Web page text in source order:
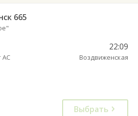
665
АС
22:09
Воздвиженская
Выбрать